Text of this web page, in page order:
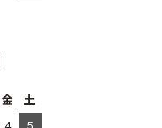
金
土